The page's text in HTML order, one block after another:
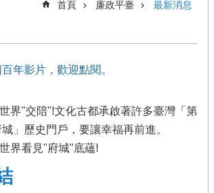
首頁 廉政平臺 最新消息
年影片，歡迎點閱。
界"交陪"!文化古都承啟著許多臺灣「第
」歷史門戶，要讓幸福再前進。
界看見"府城"底蘊!